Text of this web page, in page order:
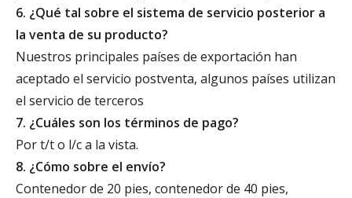
6. ¿Qué tal sobre el sistema de servicio posterior a
la venta de su producto?
Nuestros principales países de exportación han
aceptado el servicio postventa, algunos países utilizan
el servicio de terceros
7. ¿Cuáles son los términos de pago?
Por t/t o l/c a la vista.
8. ¿Cómo sobre el envío?
Contenedor de 20 pies, contenedor de 40 pies,